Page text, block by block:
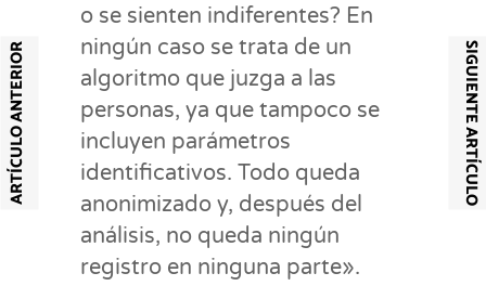
o se sienten indiferentes? En
ningún caso se trata de un
algoritmo que juzga a las
personas, ya que tampoco se
incluyen parámetros
identificativos. Todo queda
anonimizado y, después del
análisis, no queda ningún
registro en ninguna parte».
ARTÍCULO ANTERIOR SIGUIENTE ARTÍCULO